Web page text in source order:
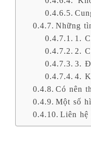
Những
1.
2.
3.
4.
Có nên
Một số
Liên hệ